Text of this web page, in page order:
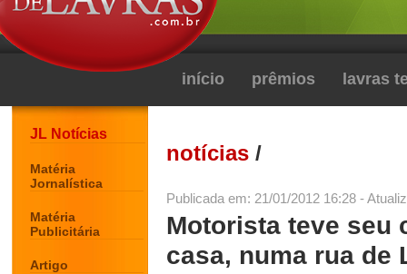
início prêmios lavras
JL Notícias
Matéria
Jornalística
Matéria
Publicitária
Artigo
notícias /
Publicada em: 21/01/2012 16:28 -
Motorista teve seu
casa, numa rua de